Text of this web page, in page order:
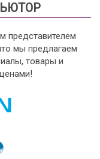
представителем
мы предлагаем
товары и